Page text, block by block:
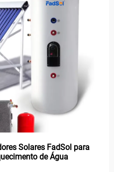
Solares FadSol para
de Água